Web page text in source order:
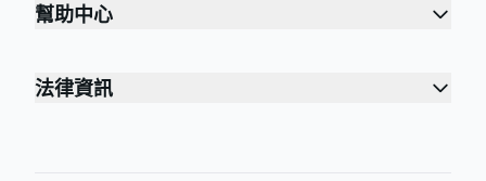
幫助中心
法律資訊